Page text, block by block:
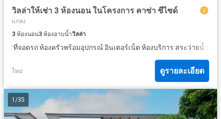
วิลล่าให้เช่า 3 ห้องนอน ในโครงการ คาซ่า ซีไซด์
แกลง
3 ห้องนอน3 ห้องอาบน้ำวิลล่า
·ที่จอดรถ·ห้องครัวพร้อมอุปกรณ์·อินเตอร์เน็ต·ห้องบริการ·สระว่ายน้ำ
ใหม่ ดูรายละเอียด
1 /35